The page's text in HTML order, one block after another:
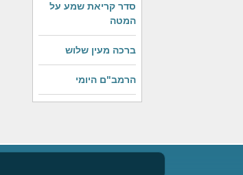
סדר קריאת שמע על
המטה
ברכה מעין שלוש
הרמב"ם היומי